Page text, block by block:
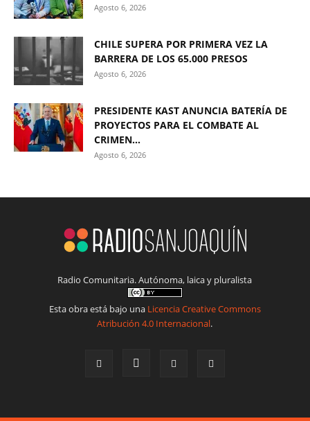
Agosto 6, 2026
CHILE SUPERA POR PRIMERA VEZ LA
BARRERA DE LOS 65.000 PRESOS
Agosto 6, 2026
PRESIDENTE KAST ANUNCIA BATERÍA DE
PROYECTOS PARA EL COMBATE AL
CRIMEN...
Agosto 6, 2026
Radio Comunitaria. Autónoma, laica y pluralista
Esta obra está bajo una Licencia Creative Commons
Atribución 4.0 Internacional.